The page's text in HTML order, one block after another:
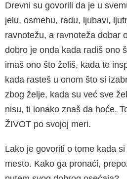
Drevni su govorili da je u
jelu, osmehu, radu, ljubavi,
ravnotežu, a ravnoteža dobar
dobro je onda kada radiš ono
imaš ono što želiš, kada te
kada rasteš u onom što si
zbog želje, kada su već sve
nisu, ti ionako znaš da hoće.
ŽIVOT po svojoj meri.
Lako je govoriti o tome kada
mesto. Kako ga pronaći,